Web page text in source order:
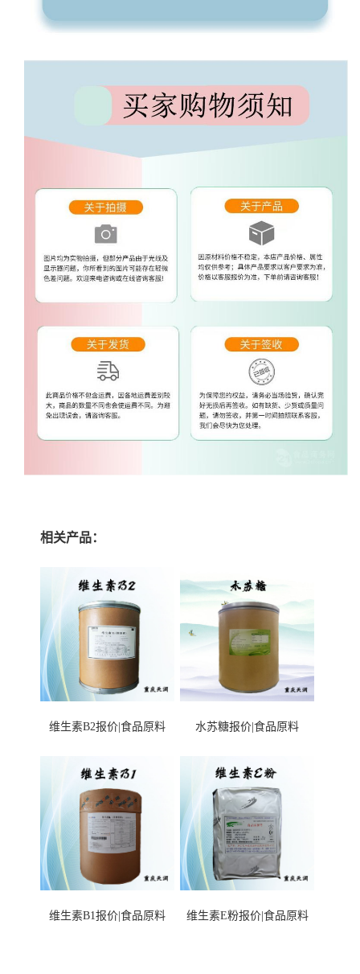
相关产品：
维生素B2报价|食品原料 水苏糖报价|食品原料
维生素B1报价|食品原料 维生素E粉报价|食品原料